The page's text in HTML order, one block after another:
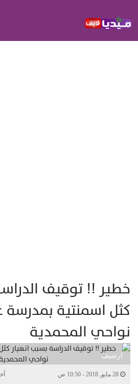
خطير !! توقيف
كثل اسمنتية
نواحي المحمدية
ارشيف